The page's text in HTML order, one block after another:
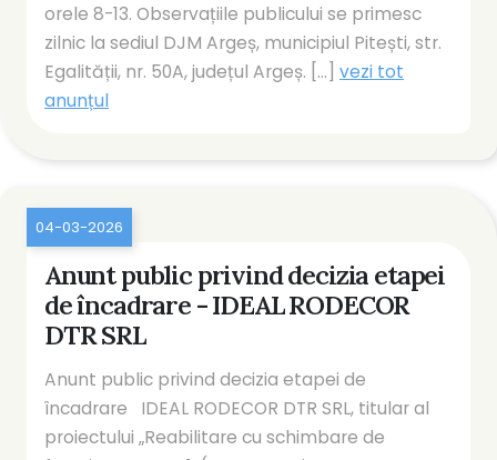
orele 8-13. Observațiile publicului se primesc
zilnic la sediul DJM Argeș, municipiul Pitești, str.
Egalității, nr. 50A, județul Argeș. [...] vezi tot
anunțul
04-03-2026
Anunt public privind decizia etapei
de încadrare - IDEAL RODECOR
DTR SRL
Anunt public privind decizia etapei de
încadrare IDEAL RODECOR DTR SRL, titular al
proiectului „Reabilitare cu schimbare de